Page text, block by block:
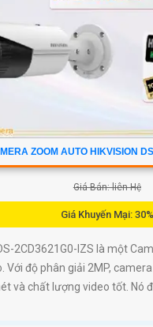
ZOOM AUTO HIKVISION
Giá Bán: liên Hệ
Giá Khuyến Mại: 30%
2CD3621G0-IZS là một
Với độ phân giải 2MP,
và chất lượng video tốt. Nó